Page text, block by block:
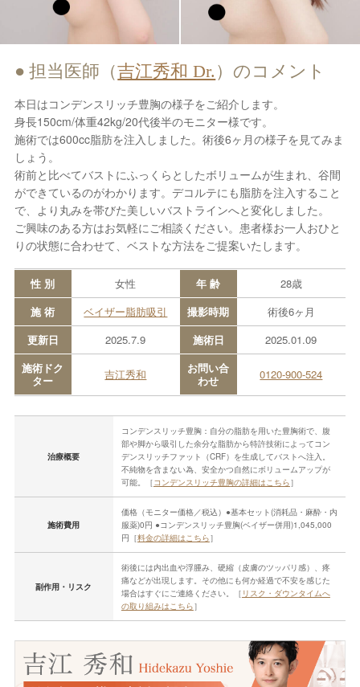
担当医師（吉江秀和 Dr. ）のコメント
本日はコンデンスリッチ豊胸の様子をご紹介します。
身長150cm/体重42kg/20代後半のモニター様です。
施術では600cc脂肪を注入しました。術後6ヶ月の様子を見てみま
しょう。
術前と比べてバストにふっくらとしたボリュームが生まれ、谷間
ができているのがわかります。デコルテにも脂肪を注入すること
で、より丸みを帯びた美しいバストラインへと変化しました。
ご興味のある方はお気軽にご相談ください。患者様お一人おひと
りの状態に合わせて、ベストな方法をご提案いたします。
性 別 女性 年 齢
28歳
施 術
ベイザー脂肪吸引 撮影時期
術後6ヶ月
更新日
2025.7.9 施術日
2025.01.09
施術ドク
ター
吉江秀和
お問い合
わせ
0120-900-524
治療概要
コンデンスリッチ豊胸：自分の脂肪を用いた豊胸術で、腹
部や脚から吸引した余分な脂肪から特許技術によってコン
デンスリッチファット（CRF）を生成してバストへ注入。
不純物を含まない為、安全かつ自然にボリュームアップが
可能。［コンデンスリッチ豊胸の詳細はこちら］
施術費用
価格（モニター価格／税込）●基本セット(消耗品・麻酔・内
服薬)0円 ●コンデンスリッチ豊胸(ベイザー併用)1,045,000
円［料金の詳細はこちら］
副作用・リスク
術後には内出血や浮腫み、硬縮（皮膚のツッパリ感）、疼
痛などが出現します。その他にも何か経過で不安を感じた
場合はすぐにご連絡ください。［ リスク・ダウンタイムへ
の取り組みはこちら］